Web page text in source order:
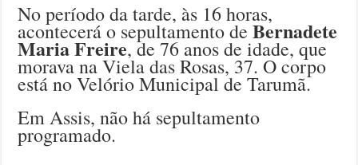
No período da tarde, às 16 horas,
acontecerá o sepultamento deBernadete
Maria Freire, de 76 anos de idade, que
morava na Viela das Rosas, 37. O corpo
está no Velório Municipal de Tarumã.
Em Assis, não há sepultamento
programado.